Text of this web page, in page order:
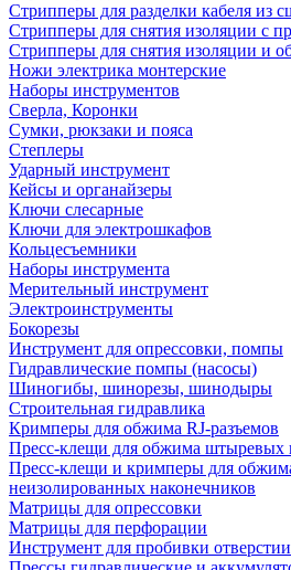
Стрипперы для разделки кабеля из
Cтрипперы для снятия изоляции с
Стрипперы для снятия изоляции и
Ножи электрика монтерские
Наборы инструментов
Сверла, Коронки
Сумки, рюкзаки и пояса
Степлеры
Ударный инструмент
Кейсы и органайзеры
Ключи слесарные
Ключи для электрошкафов
Кольцесъемники
Наборы инструмента
Мерительный инструмент
Электроинструменты
Бокорезы
Инструмент для опрессовки, помпы
Гидравлические помпы (насосы)
Шиногибы, шинорезы, шинодыры
Строительная гидравлика
Кримперы для обжима RJ-разъемов
Пресс-клещи для обжима штыревых
Пресс-клещи и кримперы для
неизолированных наконечников
Матрицы для опрессовки
Матрицы для перфорации
Инструмент для пробивки отверстии